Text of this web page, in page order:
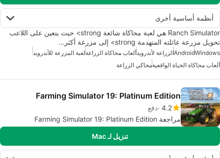
أنظمة أساسية أخرى
Ranch Simulator هي لعبة محاكاة شائعة strong> حيث يتعين على اللاعب
تحويل مزرعة عائلته المتهدمة strong> إلى مزرعة أكثر…
Windows
Androidالزراعة لأندرويدألعاب محاكاة الزراعةلعبة المزرعة للأندرويد
ألعاب محاكاة الحياة الواقعيةمحاكي الزراعة
Farming Simulator 19: Platinum Edition
4.2 دفع
مراجعة Farming Simulator 19: Platinum Edition
تنزيل لـ Mac